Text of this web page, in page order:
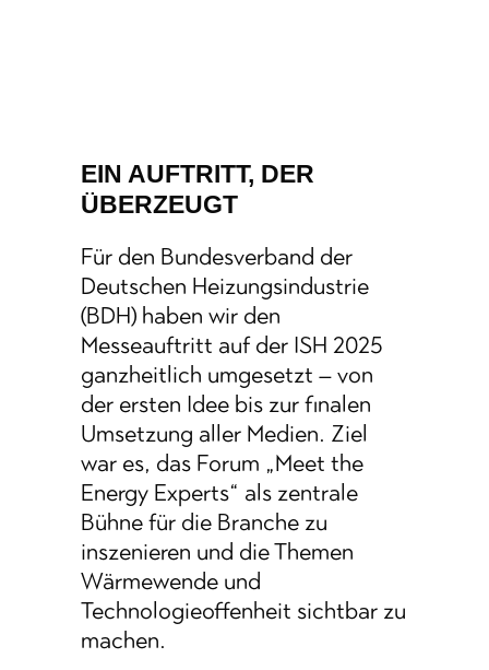
EIN AUFTRITT, DER
ÜBERZEUGT
Für den Bundesverband der
Deutschen Heizungsindustrie
(BDH) haben wir den
Messeauftritt auf der ISH 2025
ganzheitlich umgesetzt – von
der ersten Idee bis zur finalen
Umsetzung aller Medien. Ziel
war es, das Forum „Meet the
Energy Experts“ als zentrale
Bühne für die Branche zu
inszenieren und die Themen
Wärmewende und
Technologieoffenheit sichtbar zu
machen.